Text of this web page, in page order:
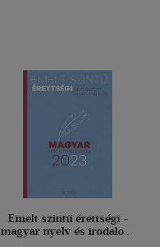
Emelt szintű érettségi -
magyar nyelv és irodalom